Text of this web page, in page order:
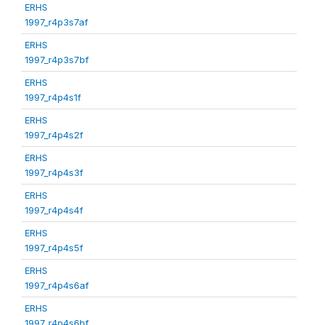
ERHS
1997_r4p3s7af
ERHS
1997_r4p3s7bf
ERHS
1997_r4p4s1f
ERHS
1997_r4p4s2f
ERHS
1997_r4p4s3f
ERHS
1997_r4p4s4f
ERHS
1997_r4p4s5f
ERHS
1997_r4p4s6af
ERHS
1997_r4p4s6bf